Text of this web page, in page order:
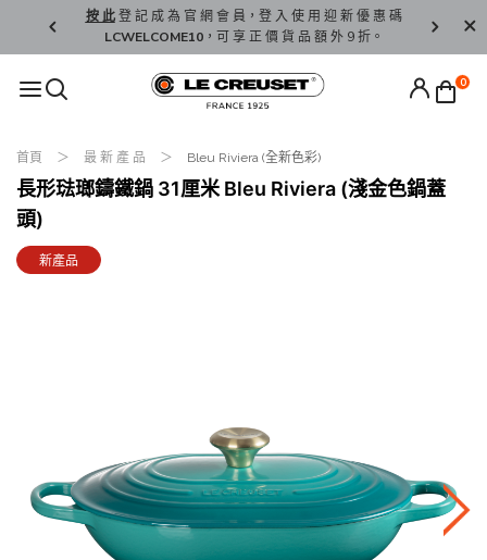
按 此登 記 成 為 官 網 會 員，登 入 使 用 迎 新 優 惠 碼
LCWELCOME10，可 享 正 價 貨 品 額 外 9 折。
香 港 / 澳
0
首頁 最 新 產 品 Bleu Riviera (全新色彩)
長形琺瑯鑄鐵鍋 31厘米 Bleu Riviera (淺金色鍋蓋
頭)
新產品